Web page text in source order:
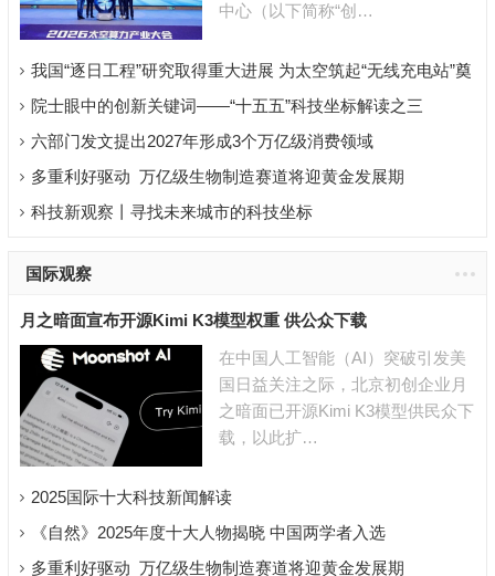
中心（以下简称“创…
我国“逐日工程”研究取得重大进展 为太空筑起“无线充电站”奠
定基础
院士眼中的创新关键词——“十五五”科技坐标解读之三
六部门发文提出2027年形成3个万亿级消费领域
多重利好驱动 万亿级生物制造赛道将迎黄金发展期
科技新观察丨寻找未来城市的科技坐标
国际观察
月之暗面宣布开源Kimi K3模型权重 供公众下载
在中国人工智能（AI）突破引发美
国日益关注之际，北京初创企业月
之暗面已开源Kimi K3模型供民众下
载，以此扩…
2025国际十大科技新闻解读
《自然》2025年度十大人物揭晓 中国两学者入选
多重利好驱动 万亿级生物制造赛道将迎黄金发展期